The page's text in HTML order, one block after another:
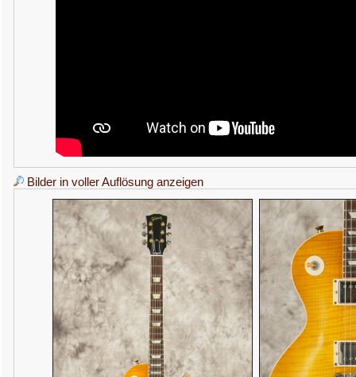
Bilder in voller Auflösung anzeigen